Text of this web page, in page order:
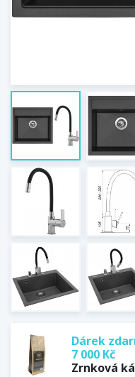
Dárek
7 000 Kč
Zrnková